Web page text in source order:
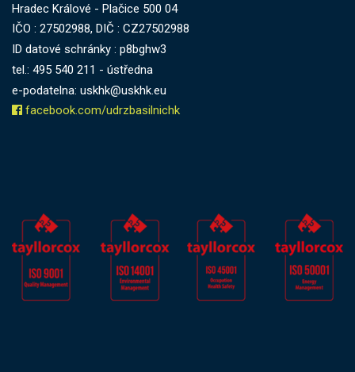
Hradec Králové - Plačice 500 04
IČO : 27502988, DIČ : CZ27502988
ID datové schránky : p8bghw3
tel.: 495 540 211 - ústředna
e-podatelna: uskhk@uskhk.eu
facebook.com/udrzbasilnichk